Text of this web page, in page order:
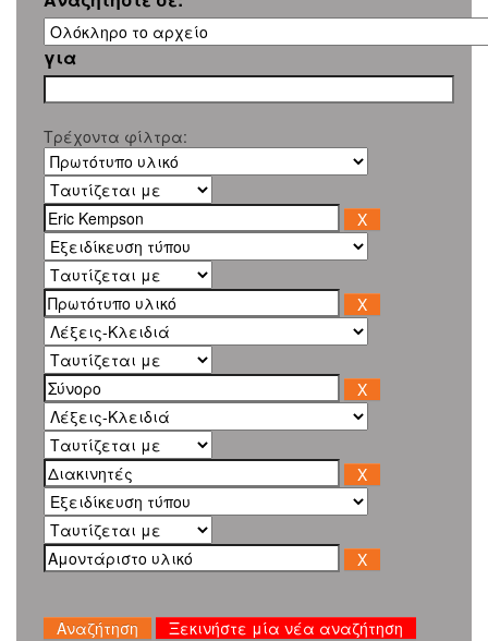
για
Τρέχοντα φίλτρα:
Ξεκινήστε μία νέα αναζήτηση